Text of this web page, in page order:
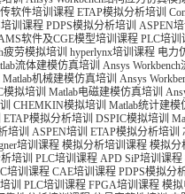
软件培训课程 ETAP模拟分析培训
训课程 PDPS模拟分析培训 ASPEN培
软件及CGE模型培训课程 PLC培训
疲劳模拟培训 hyperlynx培训课程 电力
流体建模仿真培训 Ansys
Matlab机械建模仿真培训 Ansys
模拟培训 Matlab电磁建模仿真培训
CHEMKIN模拟培训 Matlab统计建模
ETAP模拟分析培训 DSPIC模拟培训
培训 ASPEN培训 ETAP模拟分析培训
培训课程 模拟分析培训课程 模拟分
培训 PLC培训课程 APD SiP培训课程
培训课程 CAE培训课程 PDPS模拟分
训 PLC培训课程 FPGA培训课程 模